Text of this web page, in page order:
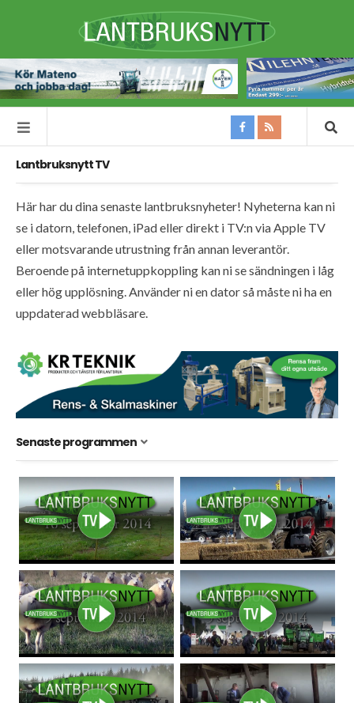
Lantbruksnytt TV
Här har du dina senaste lantbruksnyheter! Nyheterna kan ni
se i datorn, telefonen, iPad eller direkt i TV:n via Apple TV
eller motsvarande utrustning från annan leverantör.
Beroende på internetuppkoppling kan ni se sändningen i låg
eller hög upplösning. Använder ni en dator så måste ni ha en
uppdaterad webbläsare.
Senaste programmen